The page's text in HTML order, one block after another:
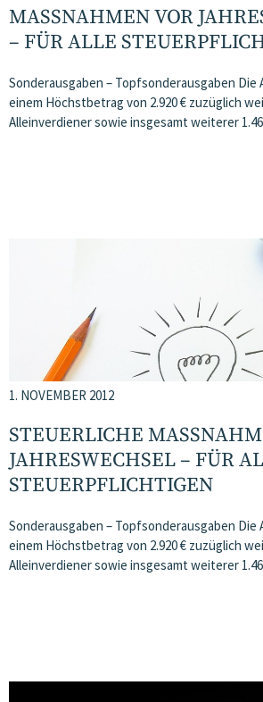
MASSNAHMEN VOR
FÜR ALLE
Sonderausgaben – Topfsonderausgaben
einem Höchstbetrag von 2.920 € zuzüglich
Alleinverdiener sowie insgesamt weiterer
1. NOVEMBER 2012
STEUERLICHE
AHRESWECHSEL – FÜR
TEUERPFLICHTIGEN
Sonderausgaben – Topfsonderausgaben
einem Höchstbetrag von 2.920 € zuzüglich
Alleinverdiener sowie insgesamt weiterer